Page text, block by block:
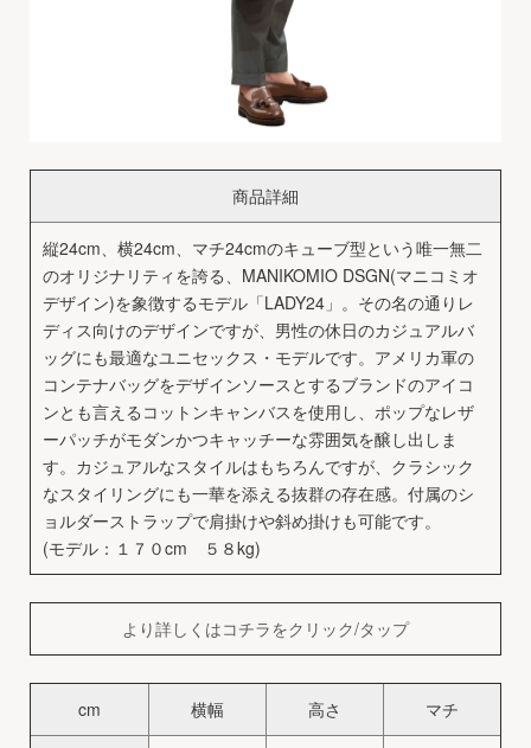
商品詳細
縦24cm、横24cm、マチ24cmのキューブ型という唯一無二
のオリジナリティを誇る、MANIKOMIO DSGN(マニコミオ
デザイン)を象徴するモデル「LADY24」。その名の通りレ
ディス向けのデザインですが、男性の休日のカジュアルバ
ッグにも最適なユニセックス・モデルです。アメリカ軍の
コンテナバッグをデザインソースとするブランドのアイコ
ンとも言えるコットンキャンバスを使用し、ポップなレザ
ーパッチがモダンかつキャッチーな雰囲気を醸し出しま
す。カジュアルなスタイルはもちろんですが、クラシック
なスタイリングにも一華を添える抜群の存在感。付属のシ
ョルダーストラップで肩掛けや斜め掛けも可能です。
(モデル：１７０cm ５８kg)
より詳しくはコチラをクリック/タップ
cm 横幅 高さ マチ